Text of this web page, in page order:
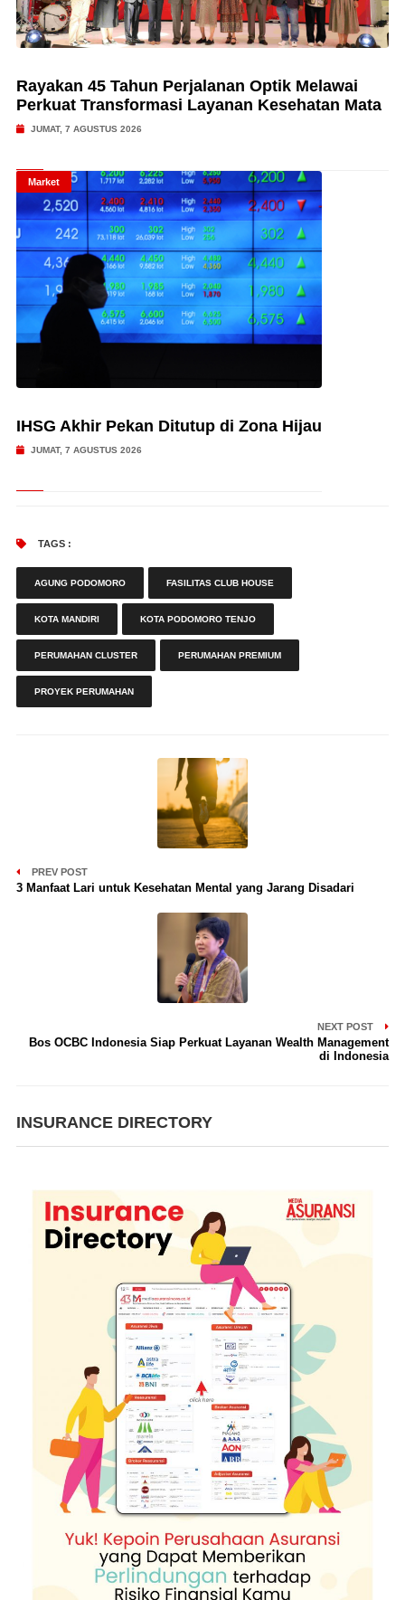
Rayakan 45 Tahun Perjalanan Optik Melawai
Perkuat Transformasi Layanan Kesehatan Mata
JUMAT, 7 AGUSTUS 2026
Market
IHSG Akhir Pekan Ditutup di Zona Hijau
JUMAT, 7 AGUSTUS 2026
TAGS :
AGUNG PODOMORO FASILITAS CLUB HOUSE
KOTA MANDIRI KOTA PODOMORO TENJO
PERUMAHAN CLUSTER PERUMAHAN PREMIUM
PROYEK PERUMAHAN
PREV POST
3 Manfaat Lari untuk Kesehatan Mental yang Jarang Disadari
NEXT POST
Bos OCBC Indonesia Siap Perkuat Layanan Wealth Management
di Indonesia
INSURANCE DIRECTORY